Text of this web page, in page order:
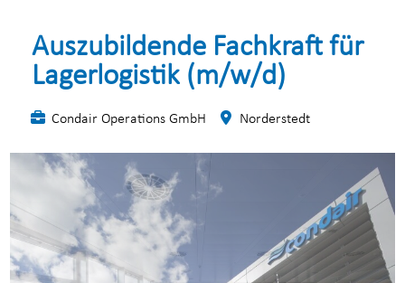
Auszubildende Fachkraft für
Lagerlogistik (m/w/d)
Condair Operations GmbH Norderstedt